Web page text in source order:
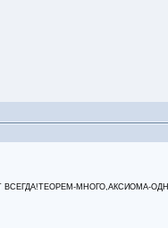
МНОГО,АКСИОМА-